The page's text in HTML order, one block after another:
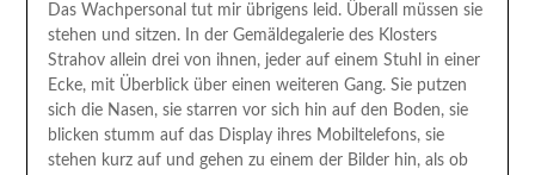
Das Wachpersonal tut mir übrigens leid. Überall müssen sie
stehen und sitzen. In der Gemäldegalerie des Klosters
Strahov allein drei von ihnen, jeder auf einem Stuhl in einer
Ecke, mit Überblick über einen weiteren Gang. Sie putzen
sich die Nasen, sie starren vor sich hin auf den Boden, sie
blicken stumm auf das Display ihres Mobiltelefons, sie
stehen kurz auf und gehen zu einem der Bilder hin, als ob